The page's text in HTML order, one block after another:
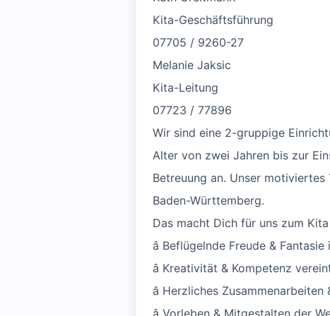
Kita-Geschäftsführung
07705 / 9260-27
Melanie Jaksic
Kita-Leitung
07723 / 77896
Wir sind eine 2-gruppige
Alter von zwei Jahren bis zur
Betreuung an. Unser
Baden-Württemberg.
Das macht Dich für uns zum
â Beflügelnde Freude &
â Kreativität & Kompetenz
â Herzliches
â Vorleben & Mitgestalten der